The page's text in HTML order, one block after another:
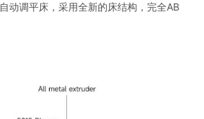
动调平床，采用全新的床结构，完全AB